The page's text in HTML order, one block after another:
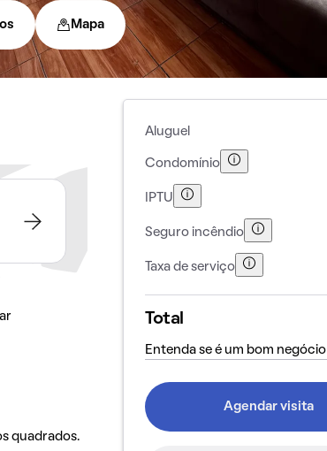
Mapa
quadrados.
Aluguel
Condomínio
IPTU
Seguro incêndio
Taxa de serviço
Total
Entenda se é um bom negócio
Agendar visita